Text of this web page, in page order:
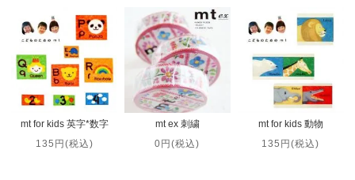
mt for kids 英字*数字
135円(税込)
mt ex 刺繍
0円(税込)
mt for kids 動物
135円(税込)